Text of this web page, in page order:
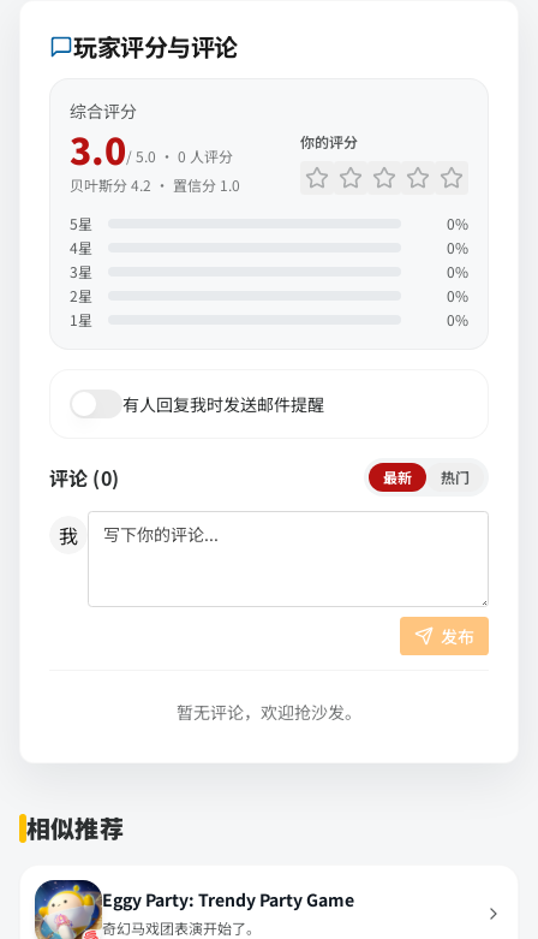
玩家评分与评论
综合评分
3.0/ 5.0 · 0 人评分
贝叶斯分4.2 · 置信分 1.0
你的评分
5星 0%
4星 0%
3星 0%
2星 0%
1 星 0%
有人回复我时发送邮件提醒
评论 (0) 最新 热门
我
发布
暂无评论，欢迎抢沙发。
相似推荐
Eggy Party: Trendy Party Game
奇幻马戏团表演开始了。